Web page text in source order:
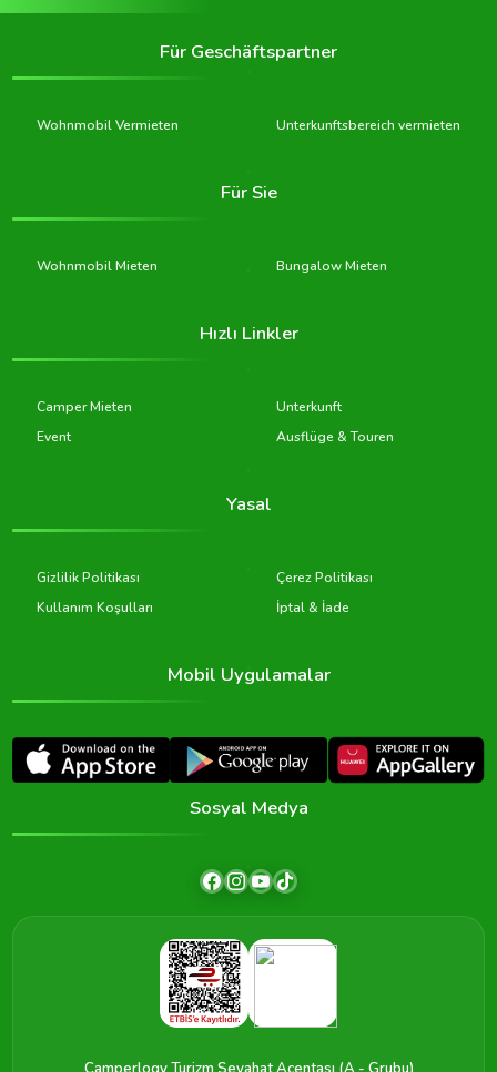
Für Geschäftspartner
Wohnmobil Vermieten Unterkunftsbereich vermieten
Für Sie
Wohnmobil Mieten Bungalow Mieten
Hızlı Linkler
Camper Mieten
Unterkunft
Event
Ausflüge & Touren
Yasal
Gizlilik Politikası
Çerez Politikası
Kullanım Koşulları
İptal & İade
Mobil Uygulamalar
Sosyal Medya